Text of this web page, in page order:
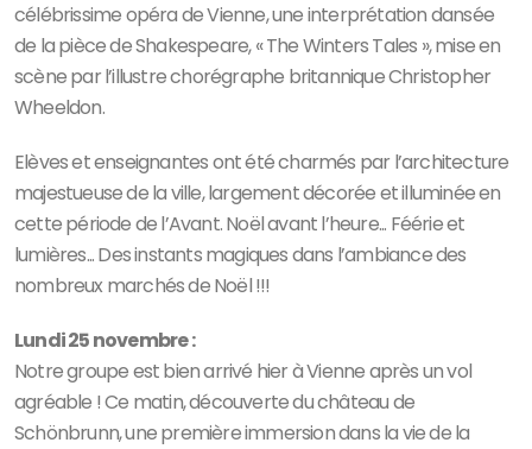
célébrissime opéra de Vienne, une interprétation dansée
de la pièce de Shakespeare, « The Winters Tales », mise en
scène par l’illustre chorégraphe britannique Christopher
Wheeldon.
Elèves et enseignantes ont été charmés par l’architecture
majestueuse de la ville, largement décorée et illuminée en
cette période de l’Avant. Noël avant l’heure... Féérie et
lumières... Des instants magiques dans l’ambiance des
nombreux marchés de Noël !!!
Lundi 25 novembre :
Notre groupe est bien arrivé hier à Vienne après un vol
agréable ! Ce matin, découverte du château de
Schönbrunn, une première immersion dans la vie de la